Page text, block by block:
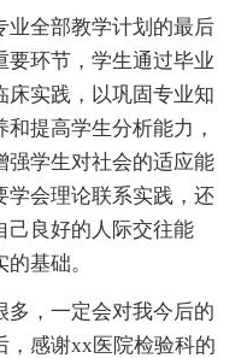
全部教学计划的最后
要环节，学生通过毕业
床实践，以巩固专业知
提高学生分析能力，
强学生对社会的适应能
学会理论联系实践，还
己良好的人际交往能
基础。
，一定会对我今后的
，感谢xx医院检验科的